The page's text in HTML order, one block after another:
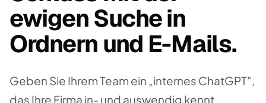
ewigen Suche in
Ordnern und E-Mails.
Geben Sie Ihrem Team ein „internes ChatGPT",
das Ihre Firma in- und auswendig kennt.